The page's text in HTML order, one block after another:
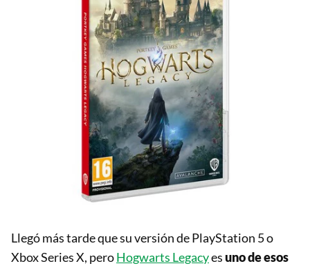
Llegó más tarde que su versión de PlayStation 5 o
Xbox Series X, peroHogwarts Legacyes uno de esos